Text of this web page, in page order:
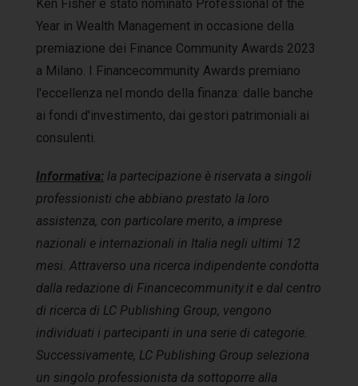
Ken Fisher è stato nominato Professional of the
Year in Wealth Management in occasione della
premiazione dei Finance Community Awards 2023
a Milano. I Financecommunity Awards premiano
l'eccellenza nel mondo della finanza: dalle banche
ai fondi d'investimento, dai gestori patrimoniali ai
consulenti.
Informativa: la partecipazione è riservata a singoli
professionisti che abbiano prestato la loro
assistenza, con particolare merito, a imprese
nazionali e internazionali in Italia negli ultimi 12
mesi. Attraverso una ricerca indipendente condotta
dalla redazione di Financecommunity.it e dal centro
di ricerca di LC Publishing Group, vengono
individuati i partecipanti in una serie di categorie.
Successivamente, LC Publishing Group seleziona
un singolo professionista da sottoporre alla